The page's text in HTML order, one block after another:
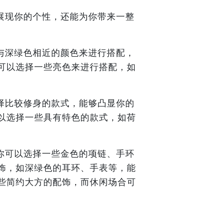
你的个性，还能为你带来一整
绿色相近的颜色来进行搭配，
以选择一些亮色来进行搭配，如
较修身的款式，能够凸显你的
选择一些具有特色的款式，如荷
以选择一些金色的项链、手环
，如深绿色的耳环、手表等，能
简约大方的配饰，而休闲场合可